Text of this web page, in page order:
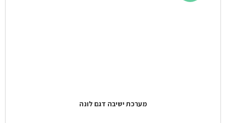
מערכת ישיבה דגם לונה